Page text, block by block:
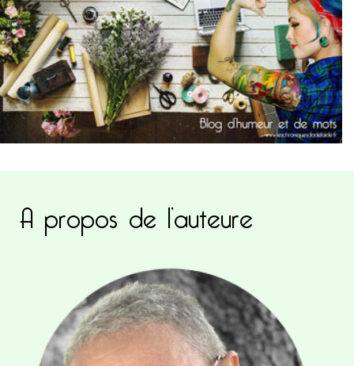
A propos de l’auteure